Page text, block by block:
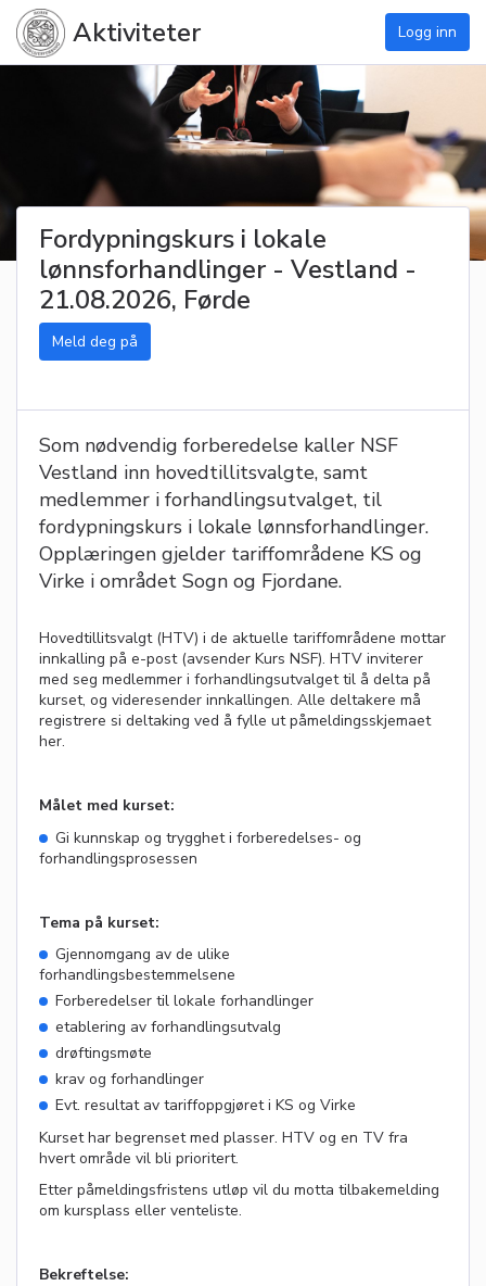
Aktiviteter Logg inn
Fordypningskurs i lokale
lønnsforhandlinger - Vestland -
21.08.2026, Førde
Meld deg på
Som nødvendig forberedelse kaller NSF
Vestland inn hovedtillitsvalgte, samt
medlemmer i forhandlingsutvalget, til
fordypningskurs i lokale lønnsforhandlinger.
Opplæringen gjelder tariffområdene KS og
Virke i området Sogn og Fjordane.
Hovedtillitsvalgt (HTV) i de aktuelle tariffområdene mottar
innkalling på e-post (avsender Kurs NSF). HTV inviterer
med seg medlemmer i forhandlingsutvalget til å delta på
kurset, og videresender innkallingen. Alle deltakere må
registrere si deltaking ved å fylle ut påmeldingsskjemaet
her.
Målet med kurset:
Gi kunnskap og trygghet i forberedelses- og
forhandlingsprosessen
Tema på kurset:
Gjennomgang av de ulike
forhandlingsbestemmelsene
Forberedelser til lokale forhandlinger
etablering av forhandlingsutvalg
drøftingsmøte
krav og forhandlinger
Evt. resultat av tariffoppgjøret i KS og Virke
Kurset har begrenset med plasser. HTV og en TV fra
hvert område vil bli prioritert.
Etter påmeldingsfristens utløp vil du motta tilbakemelding
om kursplass eller venteliste.
Bekreftelse: